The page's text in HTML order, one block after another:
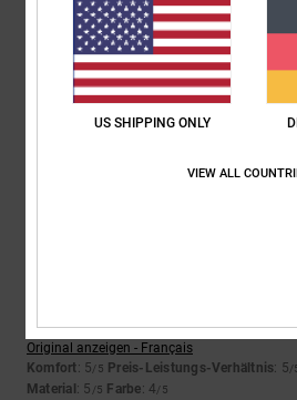
9. Juli 2026
Ein sehr guter Preis
Original anzeigen - Castellano
Komfort: 4/5 Preis-Leistungs-Verhältnis
Material: 4 Farbe: 5
Ich empfehle dieses Produkt
Original anzeigen - Français
Komfort: 5/5 Preis-Leistungs-Verhältnis: 5/
Material: 5 /5 Farbe: 4/5
US SHIPPING ONLY
VIEW ALL